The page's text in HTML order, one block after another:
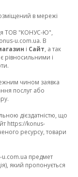
в мережі
ТОВ "КОНУС-Ю",
u.com.ua. В
і Сайт, а так
рівносильними і
чином заявка
послуг або
дієздатністю, що
https://konus-
ресурсу, товари
u.com.ua предмет
який пропонується